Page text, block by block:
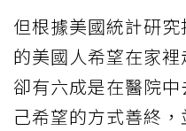
但根據美國統計研
的美國人希望在家裡
卻有六成是在醫院
己希望的方式善終